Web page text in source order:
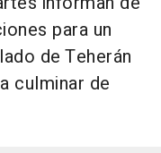
para un
de Teherán
culminar de